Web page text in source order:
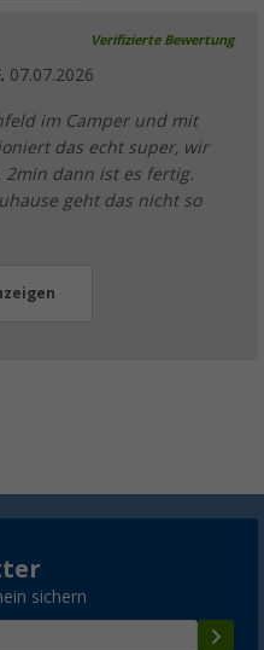
Verifizierte Bewertung
07.07.2026
im Camper und mit
das echt super, wir
2min dann ist es fertig.
geht das nicht so
sichern